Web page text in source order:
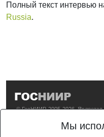
Полный текст интервью
Russia.
© ГосНИИР, 2005-2026. Является
Мы